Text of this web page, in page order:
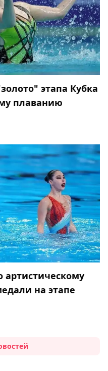
этапа Кубка
плаванию
артистическому
на этапе